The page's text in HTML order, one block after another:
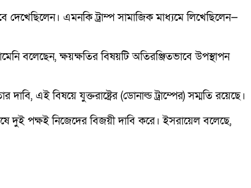
দেখেছিলেন। এমনকি ট্রাম্প সামাজিক মাধ্যমে লিখেছিলেন—
বলেছেন, ক্ষয়ক্ষতির বিষয়টি অতিরঞ্জিতভাবে উপস্থাপন
এই বিষয়ে যুক্তরাষ্ট্রের (ডোনাল্ড ট্রাম্পের) সম্মতি রয়েছে।
দুই পক্ষই নিজেদের বিজয়ী দাবি করে। ইসরায়েল বলেছে,